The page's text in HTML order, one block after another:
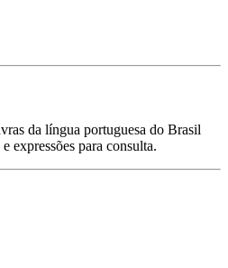
da língua portuguesa do Brasil
expressões para consulta.